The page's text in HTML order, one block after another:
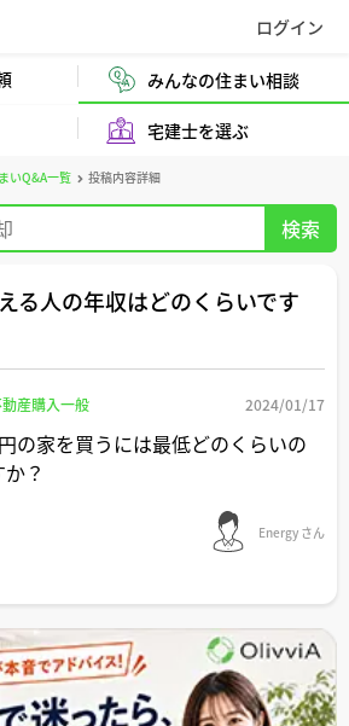
みんなの住まい相談
宅建士を選ぶ
いQ&A一覧 投稿内容詳細
る人の年収はどのくらいです
産購入一般 2024/01/17
の家を買うには最低どのくらいの
？
Energy さん